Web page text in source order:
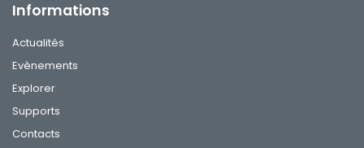
Informations
Actualités
Evènements
Explorer
Supports
Contacts